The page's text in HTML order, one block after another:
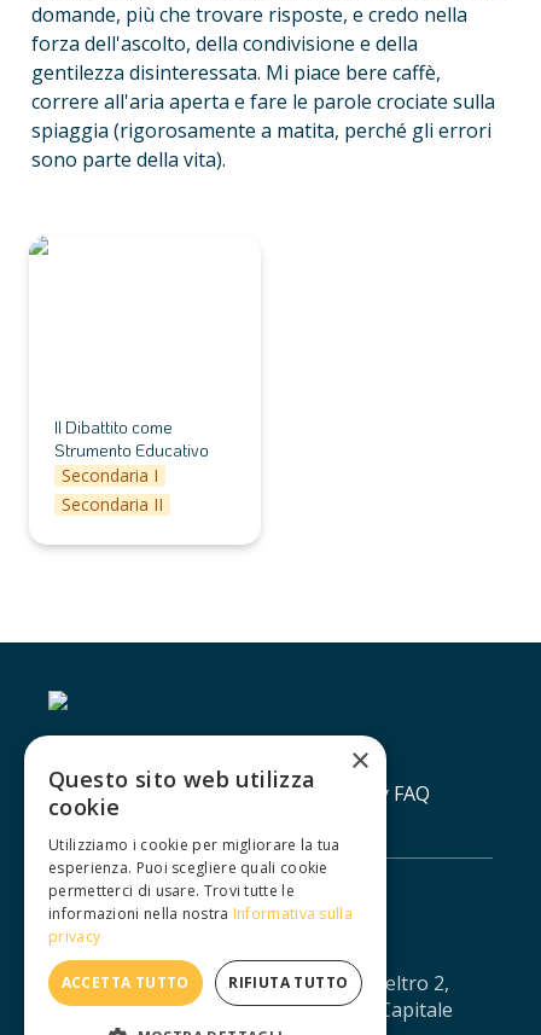
domande, più che trovare risposte, e credo nella
forza dell'ascolto, della condivisione e della
gentilezza disinteressata. Mi piace bere caffè,
correre all'aria aperta e fare le parole crociate sulla
spiaggia (rigorosamente a matita, perché gli errori
sono parte della vita).
Il Dibattito come
Il Dibattito come
Strumento Educativo
Secondaria I
Secondaria II
Contatti Lavora con noiPrivacy policy FAQ
IUXTA S.R.L. - Via Agostino da Montefeltro 2,
10134 Torino - CF/PI: 12688330013 - Capitale
×
Questo sito web utilizza
cookie
Utilizziamo i cookie per migliorare la tua
esperienza. Puoi scegliere quali cookie
permetterci di usare. Trovi tutte le
informazioni nella nostra Informativa sulla
privacy
ACCETTA TUTTO RIFIUTA TUTTO